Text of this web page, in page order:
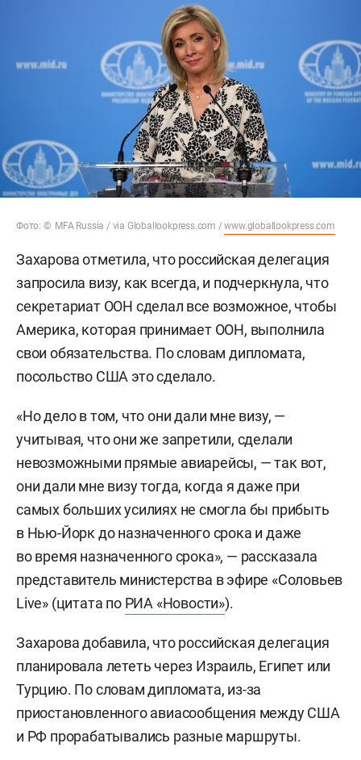
Фото: © MFA Russia / via Globallookpress.com /www.globallookpress.com
Захарова отметила, что российская делегация
запросила визу, как всегда, и подчеркнула, что
секретариат ООН сделал все возможное, чтобы
Америка, которая принимает ООН, выполнила
свои обязательства. По словам дипломата,
посольство США это сделало.
«Но дело в том, что они дали мне визу, —
учитывая, что они же запретили, сделали
невозможными прямые авиарейсы, — так вот,
они дали мне визу тогда, когда я даже при
самых больших усилиях не смогла бы прибыть
в Нью-Йорк до назначенного срока и даже
во время назначенного срока», — рассказала
представитель министерства в эфире «Соловьев
Live» (цитата по РИА «Новости»).
Захарова добавила, что российская делегация
планировала лететь через Израиль, Египет или
Турцию. По словам дипломата, из-за
приостановленного авиасообщения между США
и РФ прорабатывались разные маршруты.